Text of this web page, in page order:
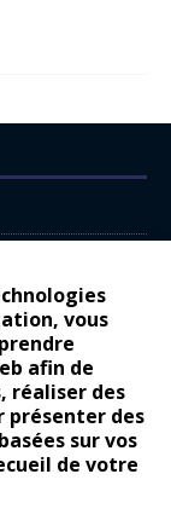
vous
afin de
réaliser des
présenter des
sur vos
de votre
gens vrais